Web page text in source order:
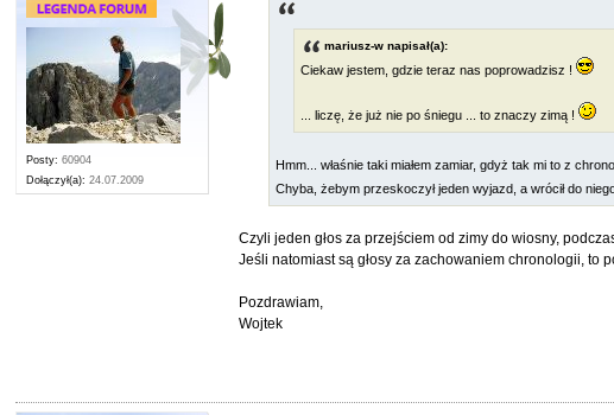
Posty: 60904
Dołączył(a): 24.07.2009
mariusz-w napisał(a):
Ciekaw jestem, gdzie teraz nas poprowadzisz !
... liczę, że już nie po śniegu ... to znaczy zimą !
Hmm... właśnie taki miałem zamiar, gdyż tak mi to z
Chyba, żebym przeskoczył jeden wyjazd, a wrócił do
Czyli jeden głos za przejściem od zimy do wiosny,
Jeśli natomiast są głosy za zachowaniem chronologii, to
Pozdrawiam,
Wojtek